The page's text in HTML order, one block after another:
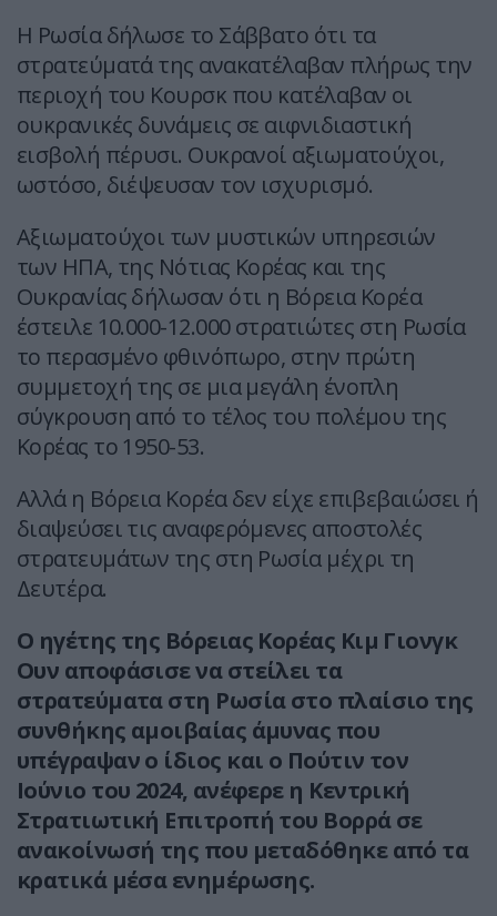
Η Ρωσία δήλωσε το Σάββατο ότι τα
στρατεύματά της ανακατέλαβαν πλήρως την
περιοχή του Κουρσκ που κατέλαβαν οι
ουκρανικές δυνάμεις σε αιφνιδιαστική
εισβολή πέρυσι. Ουκρανοί αξιωματούχοι,
ωστόσο, διέψευσαν τον ισχυρισμό.
Αξιωματούχοι των μυστικών υπηρεσιών
των ΗΠΑ, της Νότιας Κορέας και της
Ουκρανίας δήλωσαν ότι η Βόρεια Κορέα
έστειλε 10.000-12.000 στρατιώτες στη Ρωσία
το περασμένο φθινόπωρο, στην πρώτη
συμμετοχή της σε μια μεγάλη ένοπλη
σύγκρουση από το τέλος του πολέμου της
Κορέας το 1950-53.
Αλλά η Βόρεια Κορέα δεν είχε επιβεβαιώσει ή
διαψεύσει τις αναφερόμενες αποστολές
στρατευμάτων της στη Ρωσία μέχρι τη
Δευτέρα.
Ο ηγέτης της Βόρειας Κορέας Κιμ Γιονγκ
Ουν αποφάσισε να στείλει τα
στρατεύματα στη Ρωσία στο πλαίσιο της
συνθήκης αμοιβαίας άμυνας που
υπέγραψαν ο ίδιος και ο Πούτιν τον
Ιούνιο του 2024, ανέφερε η Κεντρική
Στρατιωτική Επιτροπή του Βορρά σε
ανακοίνωσή της που μεταδόθηκε από τα
κρατικά μέσα ενημέρωσης.